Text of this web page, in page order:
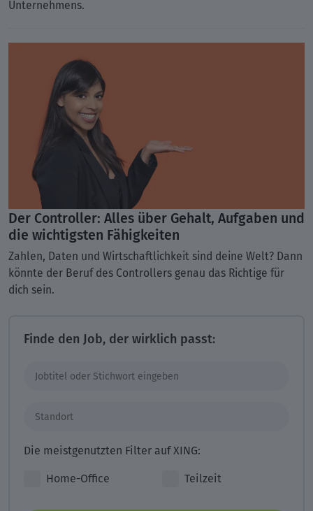
Unternehmens.
Der Controller: Alles über Gehalt, Aufgaben und
die wichtigsten Fähigkeiten
Zahlen, Daten und Wirtschaftlichkeit sind deine Welt? Dann
könnte der Beruf des Controllers genau das Richtige für
dich sein.
Finde den Job, der wirklich passt:
Die meistgenutzten Filter auf XING:
Home-Office Teilzeit